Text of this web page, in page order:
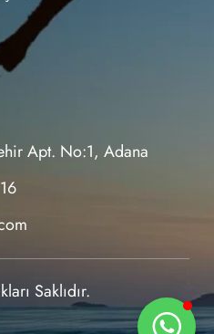
Apt. No:1, Adana
Saklıdır.